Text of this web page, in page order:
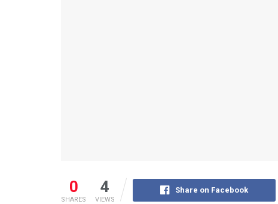
0
SHARES
4
VIEWS
Share on Facebook